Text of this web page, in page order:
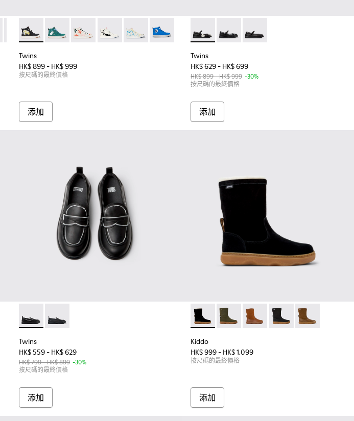
017
- K900150-015
Norte - K900150-012 - Black
Norte - K900150-011 - Black
Norte - K900150-004
Twins - K900261-010 - 童裝多色皮革運動短靴。
Twins - K900261-013
Twins - K900261-012
Twins - K900261-009
Twins - K900261-008
Twins - K900261-004
Twins
HK$ 899 - HK$ 999
按尺碼的最終價格
添加
Twins - K800549-006 - 童裝多色芭蕾舞皮鞋
Twins - K800549-004
Twins - K800549-003 - 童裝
Twins
HK$ 629 - HK$ 699
HK$ 899 - HK$ 999 -30%
按尺碼的最終價格
添加
Twins - K800609-003 - Black leather shoes for kids
Twins - K800609-001 - 童裝黑色皮革莫卡辛鞋。
Twins
HK$ 559 - HK$ 629
HK$ 799 - HK$ 899 -30%
按尺碼的最終價格
添加
Kiddo - K900332-007 - 童裝黑色磨砂革中筒
Kiddo - K900332-004
Kiddo - K900332-003
Kiddo - K900332-002
Kiddo -
Kiddo
HK$ 999 - HK$ 1,099
按尺碼的最終價格
添加